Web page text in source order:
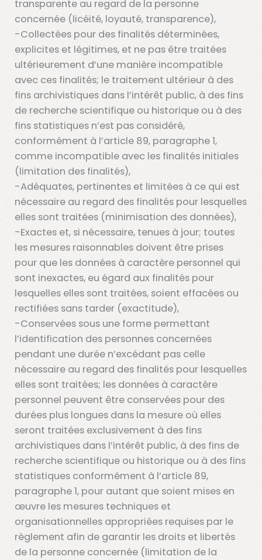
transparente au regard de la personne
concernée (licéité, loyauté, transparence),
-Collectées pour des finalités déterminées,
explicites et légitimes, et ne pas être traitées
ultérieurement d’une manière incompatible
avec ces finalités; le traitement ultérieur à des
fins archivistiques dans l’intérêt public, à des fins
de recherche scientifique ou historique ou à des
fins statistiques n’est pas considéré,
conformément à l’article 89, paragraphe 1,
comme incompatible avec les finalités initiales
(limitation des finalités),
-Adéquates, pertinentes et limitées à ce qui est
nécessaire au regard des finalités pour lesquelles
elles sont traitées (minimisation des données),
-Exactes et, si nécessaire, tenues à jour; toutes
les mesures raisonnables doivent être prises
pour que les données à caractère personnel qui
sont inexactes, eu égard aux finalités pour
lesquelles elles sont traitées, soient effacées ou
rectifiées sans tarder (exactitude),
-Conservées sous une forme permettant
l’identification des personnes concernées
pendant une durée n’excédant pas celle
nécessaire au regard des finalités pour lesquelles
elles sont traitées; les données à caractère
personnel peuvent être conservées pour des
durées plus longues dans la mesure où elles
seront traitées exclusivement à des fins
archivistiques dans l’intérêt public, à des fins de
recherche scientifique ou historique ou à des fins
statistiques conformément à l’article 89,
paragraphe 1, pour autant que soient mises en
œuvre les mesures techniques et
organisationnelles appropriées requises par le
règlement afin de garantir les droits et libertés
de la personne concernée (limitation de la